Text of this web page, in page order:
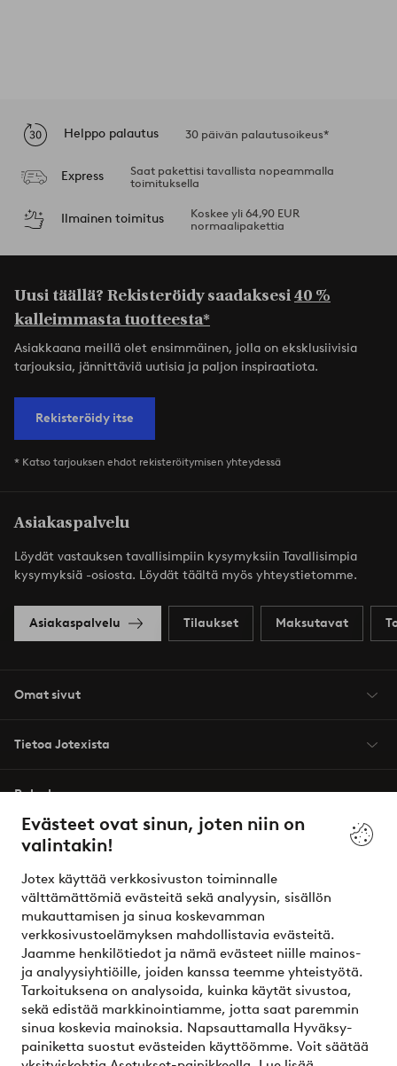
Evästeet ovat sinun, joten niin on
valintakin!
Jotex käyttää verkkosivuston toiminnalle
välttämättömiä evästeitä sekä analyysin, sisällön
mukauttamisen ja sinua koskevamman
verkkosivustoelämyksen mahdollistavia evästeitä.
Jaamme henkilötiedot ja nämä evästeet niille mainos-
ja analyysiyhtiöille, joiden kanssa teemme yhteistyötä.
Tarkoituksena on analysoida, kuinka käytät sivustoa,
sekä edistää markkinointiamme, jotta saat paremmin
sinua koskevia mainoksia. Napsauttamalla Hyväksy-
painiketta suostut evästeiden käyttöömme. Voit säätää
Helppo palautus 30 päivän palautusoikeus*
Express
Saat pakettisi tavallista nopeammalla
toimituksella
Ilmainen toimitus
Koskee yli 64,90 EUR
normaalipakettia
Uusi täällä? Rekisteröidy saadaksesi40 %
kalleimmasta tuotteesta*
Asiakkaana meillä olet ensimmäinen, jolla on eksklusiivisia
tarjouksia, jännittäviä uutisia ja paljon inspiraatiota.
Rekisteröidy itse
* Katso tarjouksen ehdot rekisteröitymisen yhteydessä
Asiakaspalvelu
Löydät vastauksen tavallisimpiin kysymyksiin Tavallisimpia
kysymyksiä -osiosta. Löydät täältä myös yhteystietomme.
Asiakaspalvelu Tilaukset Maksutavat
Omat sivut
Tietoa Jotexista
Palvelumme
Ehdot
Ystävät
Turvalliset maksut – maksa nyt tai erissä
Haluatko tietää lisää maksuvaihtoehdoistamme?
elpy